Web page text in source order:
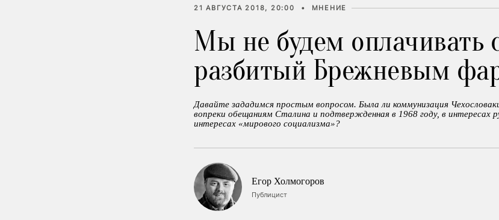
21 АВГУСТА 2018, 20:00 • МНЕНИЕ
Мы не будем оплачивать
разбитый Брежневым
Давайте зададимся простым вопросом. Была ли коммунизация
вопреки обещаниям Сталина и подтвержденная в 1968 году, в интересах
интересах «мирового социализма»?
Егор Холмогоров
Публицист